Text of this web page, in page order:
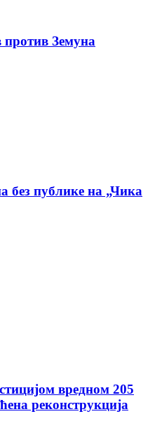
Земуна
без публике на „Чика
вредном 205
реконструкција